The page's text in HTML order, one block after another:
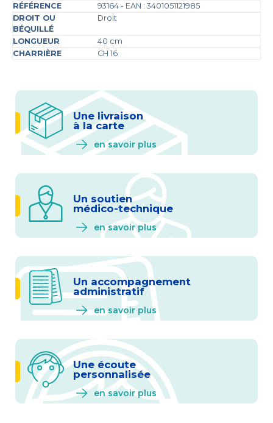
93164 - EAN : 3401051121985
Droit
40 cm
CH 16
Une livraison
à la carte
en savoir plus
Un soutien
médico-technique
en savoir plus
Un accompagnement
administratif
en savoir plus
Une écoute
personnalisée
en savoir plus